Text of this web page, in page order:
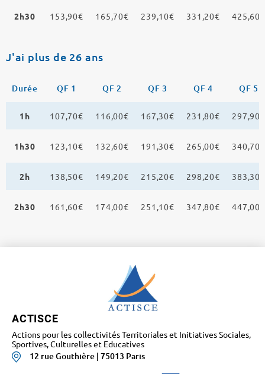
2h30 153,90€ 165,70€ 239,10€ 331,20€ 425,60€
J'ai plus de 26 ans
Durée QF 1 QF 2 QF 3 QF 4 QF 5
1h 107,70€ 116,00€ 167,30€ 231,80€ 297,90€
1h30 123,10€ 132,60€ 191,30€ 265,00€ 340,70€
2h 138,50€ 149,20€ 215,20€ 298,20€ 383,30€
2h30 161,60€ 174,00€ 251,10€ 347,80€ 447,00€
ACTISCE
Actions pour les collectivités Territoriales et Initiatives Sociales,
Sportives, Culturelles et Educatives
12 rue Gouthière | 75013 Paris